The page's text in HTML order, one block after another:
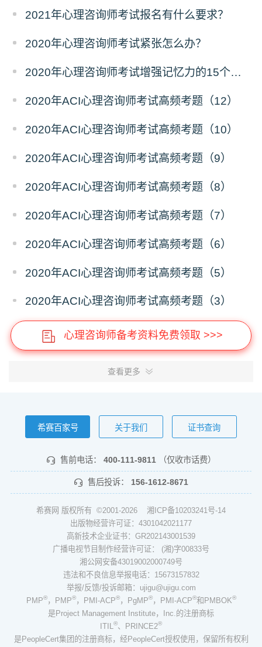
2021年心理咨询师考试报名有什么要求？
2020年心理咨询师考试紧张怎么办？
2020年心理咨询师考试增强记忆力的15个窍门
2020年ACI心理咨询师考试高频考题（12）
2020年ACI心理咨询师考试高频考题（10）
2020年ACI心理咨询师考试高频考题（9）
2020年ACI心理咨询师考试高频考题（8）
2020年ACI心理咨询师考试高频考题（7）
2020年ACI心理咨询师考试高频考题（6）
2020年ACI心理咨询师考试高频考题（5）
2020年ACI心理咨询师考试高频考题（3）
心理咨询师备考资料免费领取 >>>
查看更多
希赛百家号 关于我们 证书查询
售前电话： 400-111-9811 （仅收市话费）
售后投诉： 156-1612-8671
希赛网 版权所有 ©2001-2026 湘ICP备10203241号-14
出版物经营许可证：4301042021177
高新技术企业证书：GR202143001539
广播电视节目制作经营许可证： (湘)字00833号
湘公网安备43019002000749号
违法和不良信息举报电话：15673157832
举报/反馈/投诉邮箱：ujigu@ujigu.com
PMP®，PMP®，PMI-ACP®，PgMP®，PMI-ACP®和PMBOK®
是Project Management Institute，Inc.的注册商标
ITIL ®、PRINCE2®
是PeopleCert集团的注册商标，经PeopleCert授权使用，保留所有权利